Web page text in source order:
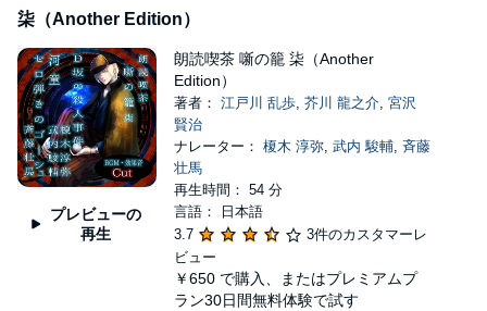
柒（Another Edition）
プレビューの
再生
朗読喫茶 噺の籠 柒（Another
Edition）
著者： 江戸川 乱歩, 芥川 龍之介, 宮沢
賢治
ナレーター： 榎木 淳弥, 武内 駿輔, 斉藤
壮馬
再生時間： 54 分
言語： 日本語
3.7
3件のカスタマーレ
ビュー
￥650 で購入、またはプレミアムプ
ラン30日間無料体験で試す